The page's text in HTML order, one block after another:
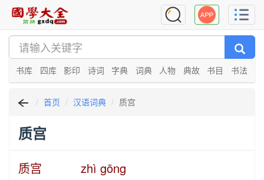
书库 四库 影印 诗词 字典 词典 人物 典故 书目 书法
首页 汉语词典 质宫
质宫
质宫 zhì gōng